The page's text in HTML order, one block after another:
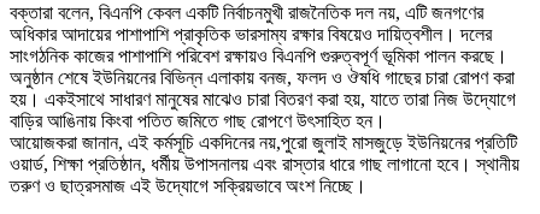
বক্তারা বলেন, বিএনপি কেবল একটি নির্বাচনমুখী রাজনৈতিক দল নয়, এটি জনগণের
অধিকার আদায়ের পাশাপাশি প্রাকৃতিক ভারসাম্য রক্ষার বিষয়েও দায়িত্বশীল। দলের
সাংগঠনিক কাজের পাশাপাশি পরিবেশ রক্ষায়ও বিএনপি গুরুত্বপূর্ণ ভূমিকা পালন করছে।
অনুষ্ঠান শেষে ইউনিয়নের বিভিন্ন এলাকায় বনজ, ফলদ ও ঔষধি গাছের চারা রোপণ করা
হয়। একইসাথে সাধারণ মানুষের মাঝেও চারা বিতরণ করা হয়, যাতে তারা নিজ উদ্যোগে
বাড়ির আঙিনায় কিংবা পতিত জমিতে গাছ রোপণে উৎসাহিত হন।
আয়োজকরা জানান, এই কর্মসূচি একদিনের নয়,পুরো জুলাই মাসজুড়ে ইউনিয়নের প্রতিটি
ওয়ার্ড, শিক্ষা প্রতিষ্ঠান, ধর্মীয় উপাসনালয় এবং রাস্তার ধারে গাছ লাগানো হবে। স্থানীয়
তরুণ ও ছাত্রসমাজ এই উদ্যোগে সক্রিয়ভাবে অংশ নিচ্ছে।